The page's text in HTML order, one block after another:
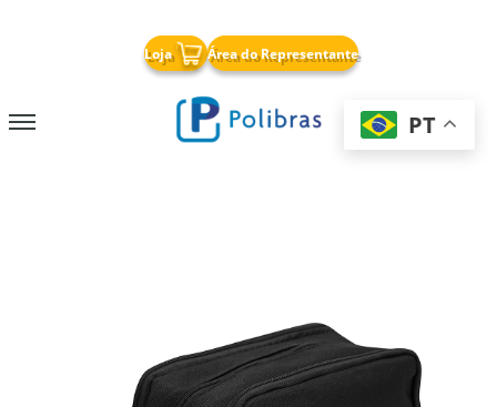
Loja Área do Representante
x
Soluções para Negócios
PT